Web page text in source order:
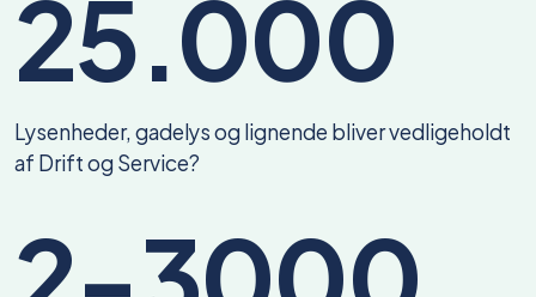
Lysenheder, gadelys og lignende bliver vedligeholdt
af Drift og Service?